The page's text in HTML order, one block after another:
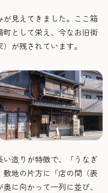
見えてきました。ここ箱
として栄え、今なお旧街
が残されています。
造りが特徴で、「うなぎ
地の片方に「店の間（表
に向かって一列に並び、